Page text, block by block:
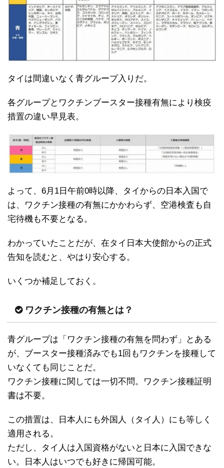
タイは間違いなく青グループ入りだ。
各グループとワクチンブースター接種有無により検疫
措置の違い早見表。
よって、6月1日午前0時以降、タイからの日本入国で
は、ワクチン接種の有無にかかわらず、空港検査も自
宅待機も不要となる。
わかっていたことだが、在タイ日本大使館からの正式
告知を読むと、やはり安心する。
いくつか補足しておく。
ワクチン接種の有無とは？
青グループは「ワクチン接種の有無を問わず」とある
が、ブースター接種済みでも1回もワクチンを接種して
いなくても同じことだ。
ワクチン接種に関しては一切不問。ワクチン接種証明
書は不要。
この措置は、日本人にも外国人（タイ人）にも等しく
適用される。
ただし、タイ人は入国資格がないと日本に入国できな
い。日本人はいつでも好きに帰国可能。